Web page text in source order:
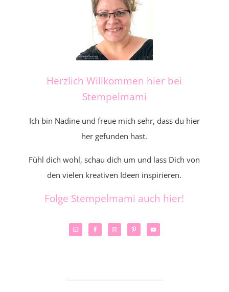
Herzlich Willkommen hier bei
Stempelmami
Ich bin Nadine und freue mich sehr, dass du hier
her gefunden hast.
Fühl dich wohl, schau dich um und lass Dich von
den vielen kreativen Ideen inspirieren.
Folge Stempelmami auch hier!